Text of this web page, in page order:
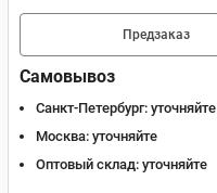
Предзаказ
Самовывоз
Санкт-Петербург: уточняйте
Москва: уточняйте
Оптовый склад: уточняйте